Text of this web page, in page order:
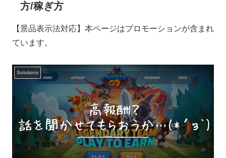
方/稼ぎ方
【景品表示法対応】本ページはプロモーションが含まれ
ています。
Solutions